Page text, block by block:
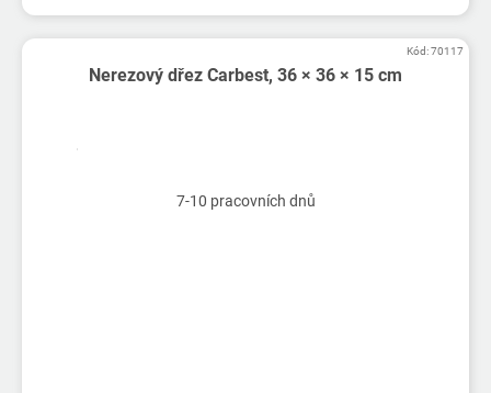
Nerezový dřez Carbest, 36 × 36 × 15 cm
7-10 pracovních dnů
Kód:70117